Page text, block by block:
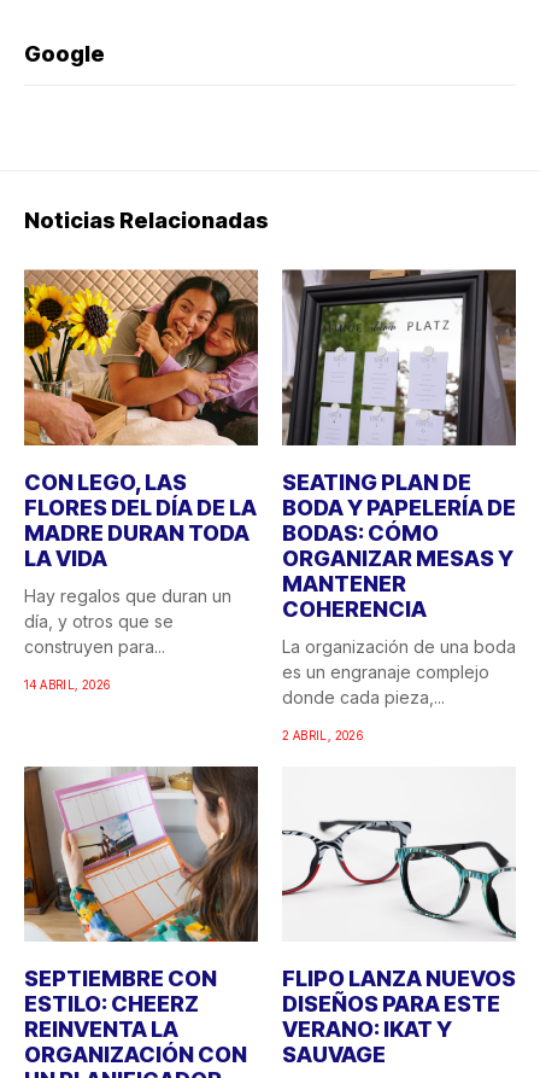
Google
Noticias Relacionadas
CON LEGO, LAS
FLORES DEL DÍA DE LA
MADRE DURAN TODA
LA VIDA
Hay regalos que duran un
día, y otros que se
construyen para...
14 ABRIL, 2026
SEATING PLAN DE
BODA Y PAPELERÍA DE
BODAS: CÓMO
ORGANIZAR MESAS Y
MANTENER
COHERENCIA
La organización de una boda
es un engranaje complejo
donde cada pieza,...
2 ABRIL, 2026
SEPTIEMBRE CON
ESTILO: CHEERZ
REINVENTA LA
ORGANIZACIÓN CON
FLIPO LANZA NUEVOS
DISEÑOS PARA ESTE
VERANO: IKAT Y
SAUVAGE